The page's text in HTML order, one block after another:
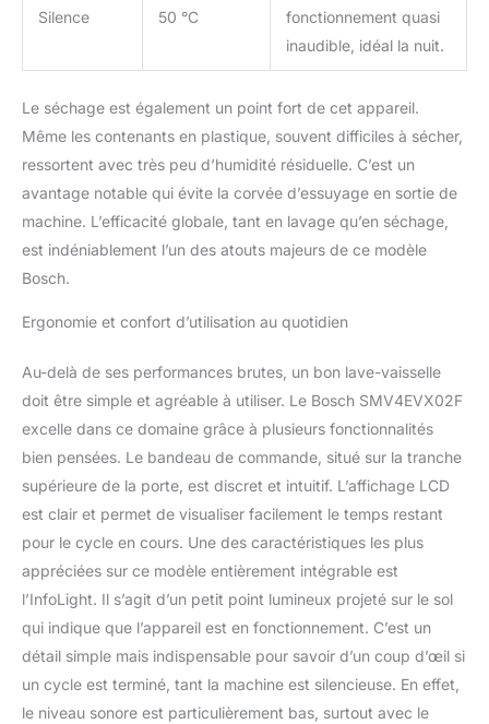
Silence 50 °C
fonctionnement quasi
inaudible, idéal la nuit.
Le séchage est également un point fort de cet appareil.
Même les contenants en plastique, souvent difficiles à sécher,
ressortent avec très peu d’humidité résiduelle. C’est un
avantage notable qui évite la corvée d’essuyage en sortie de
machine. L’efficacité globale, tant en lavage qu’en séchage,
est indéniablement l’un des atouts majeurs de ce modèle
Bosch.
Ergonomie et confort d’utilisation au quotidien
Au-delà de ses performances brutes, un bon lave-vaisselle
doit être simple et agréable à utiliser. Le Bosch SMV4EVX02F
excelle dans ce domaine grâce à plusieurs fonctionnalités
bien pensées. Le bandeau de commande, situé sur la tranche
supérieure de la porte, est discret et intuitif. L’affichage LCD
est clair et permet de visualiser facilement le temps restant
pour le cycle en cours. Une des caractéristiques les plus
appréciées sur ce modèle entièrement intégrable est
l’InfoLight. Il s’agit d’un petit point lumineux projeté sur le sol
qui indique que l’appareil est en fonctionnement. C’est un
détail simple mais indispensable pour savoir d’un coup d’œil si
un cycle est terminé, tant la machine est silencieuse. En effet,
le niveau sonore est particulièrement bas, surtout avec le